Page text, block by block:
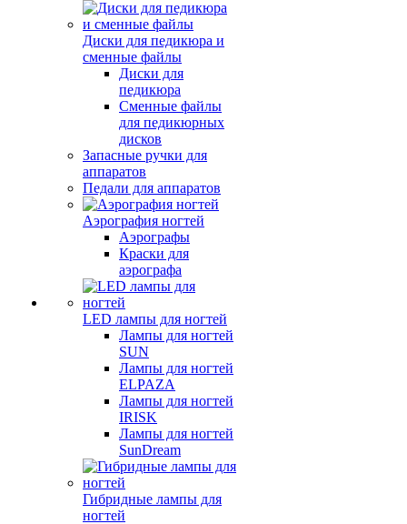
Диски для педикюра и
сменные файлы
Диски для
педикюра
Сменные файлы
для педикюрных
дисков
Запасные ручки для
аппаратов
Педали для аппаратов
Аэрография ногтей
Аэрографы
Краски для
аэрографа
LED лампы для ногтей
Лампы для ногтей
SUN
Лампы для ногтей
ELPAZA
Лампы для ногтей
IRISK
Лампы для ногтей
SunDream
Гибридные лампы для
ногтей